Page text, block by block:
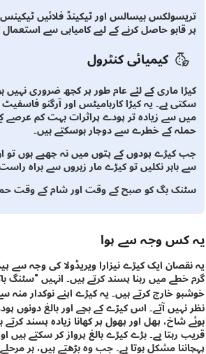
تریسولکس بیسالس اور ٹیکینڈ فلائیں
پر قابو حاصل کرنے کے لیے کامیابی سے استعمال
کیمیائی کنٹرول
کیڑا ماری کے لئے عام طور پر کچھ ضروری نہیں
سکتی ہے۔ یہ کیڑا کاربامیٹس اور آرگنو
میں سے زیادہ تر پودے پراثرات بہت کم عرصے
حملہ کے خطرے سے دوچار ہوسکتے ہیں۔
جب کیڑے پودوں کے پتوں میں نہ چھپے ہوں تو
سے باہر نکلیں تو کیڑے مار زہروں سے براہ
سٹنک بگ کو صبح کے وقت اور شام کے وقت حملہ
یہ کس وجہ سے ہوا
یہ نقصان ایک کیڑے نیزارا ویریڈولا کی وجہ سے
گرم خطے میں رہنا پسند کرتے ہیں۔ انہیں
خوشبو خارج کرتے ہیں۔ یہ کیڑے اپنے نوکدار
نظر نہیں آتے۔ اس کیڑے کے بچے اور بالغ دونوں
ہوئے شاخ، پھل اور پھول پر کھانا زیادہ پسند
قریب رہتا ہے۔ بڑے کیڑے بالغ پرواز کر سکتے ہیں
پہچاننا مشکل ہوتا ہے۔ جب وہ بڑھتے ہیں، ہر